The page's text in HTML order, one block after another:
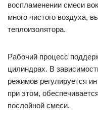
воспламенении смеси
много чистого воздуха,
теплоизолятора.
Рабочий процесс
цилиндрах. В
режимов регулируется
при этом,
послойной смеси.